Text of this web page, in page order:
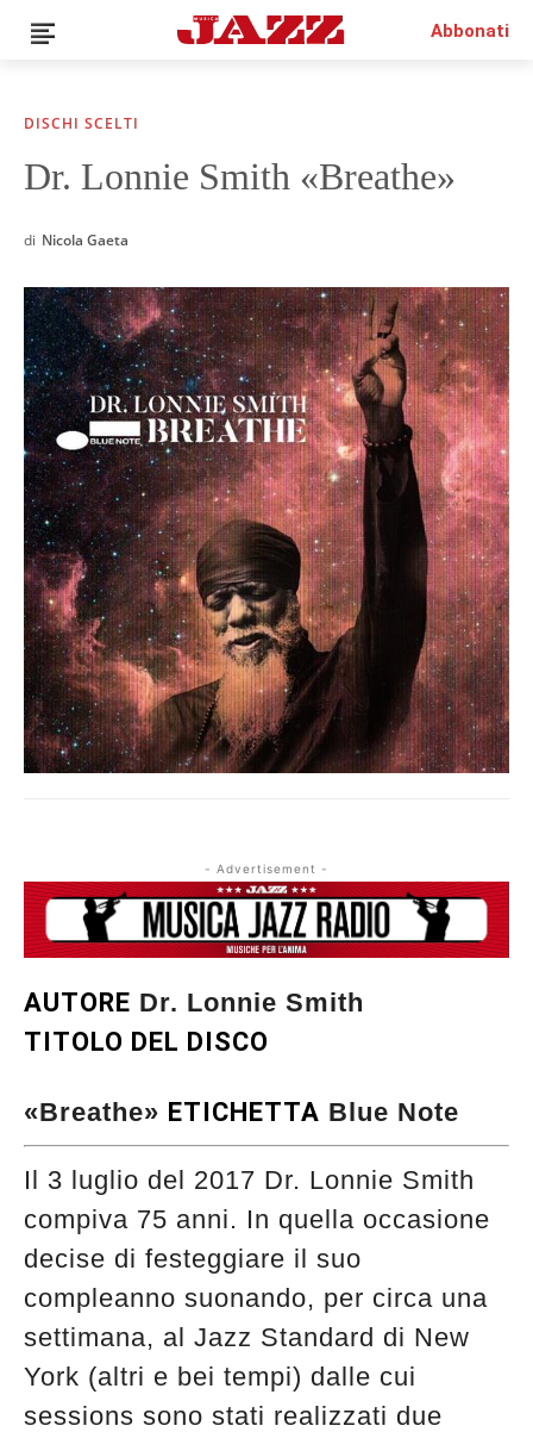
News
Recensioni
Top Jazz
Radio
Negozio
Area riservata
Italiano
€0.00
Abbonati
DISCHI SCELTI
Dr. Lonnie Smith «Breathe»
di Nicola Gaeta
- Advertisement -
AUTORE Dr. Lonnie Smith
TITOLO DEL DISCO
«Breathe» ETICHETTA Blue Note
Il 3 luglio del 2017 Dr. Lonnie Smith
compiva 75 anni. In quella occasione
decise di festeggiare il suo
compleanno suonando, per circa una
settimana, al Jazz Standard di New
York (altri e bei tempi) dalle cui
sessions sono stati realizzati due